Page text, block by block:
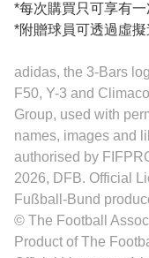
*每次購買只可享有一
*附贈球員可透過虛擬
adidas, the 3-Bars
F50, Y-3 and
Group, used with
names, images and
authorised by
2026, DFB. Official
Fußball-Bund
© The Football
Product of The